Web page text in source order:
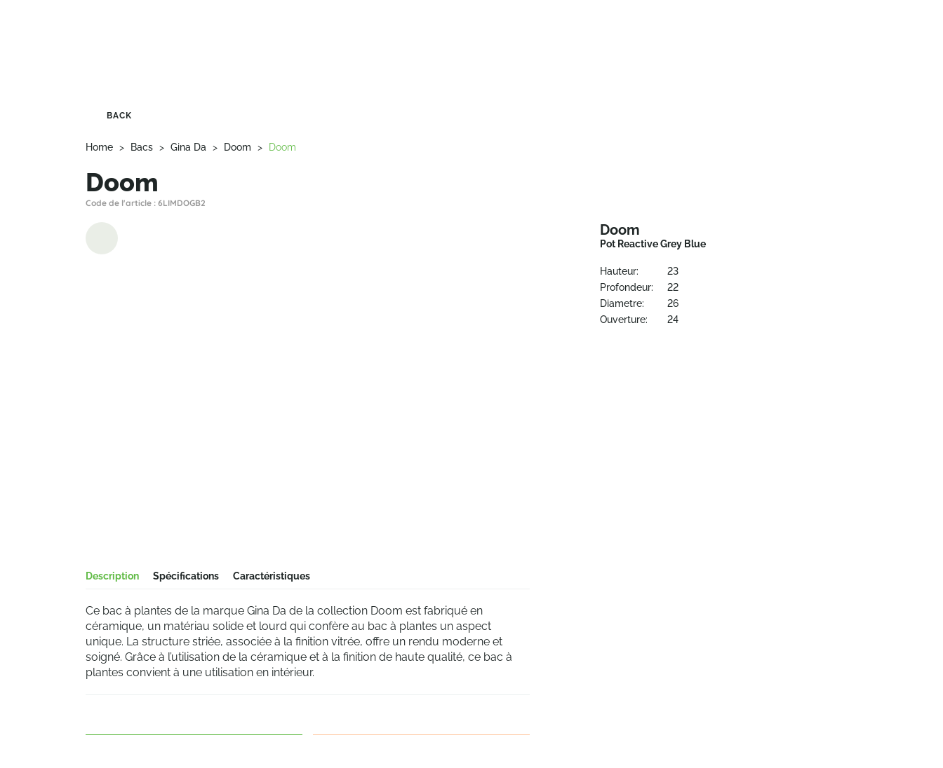
BACK
Home > Bacs > Gina Da > Doom > Doom
Doom
Code de l'article : 6LIMDOGB2
Description Spécifications Caractéristiques
Ce bac à plantes de la marque Gina Da de la collection Doom est fabriqué en
céramique, un matériau solide et lourd qui confère au bac à plantes un aspect
unique. La structure striée, associée à la finition vitrée, offre un rendu moderne et
soigné. Grâce à l’utilisation de la céramique et à la finition de haute qualité, ce bac à
plantes convient à une utilisation en intérieur.
Doom
Pot Reactive Grey Blue
Hauteur:
23
Profondeur:
22
Diametre:
26
Ouverture:
24